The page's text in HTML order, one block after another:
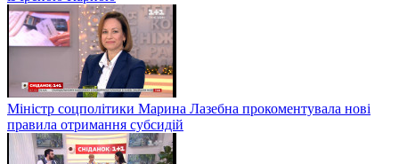
Міністр соцполітики Марина Лазебна прокоментувала нові
правила отримання субсидій